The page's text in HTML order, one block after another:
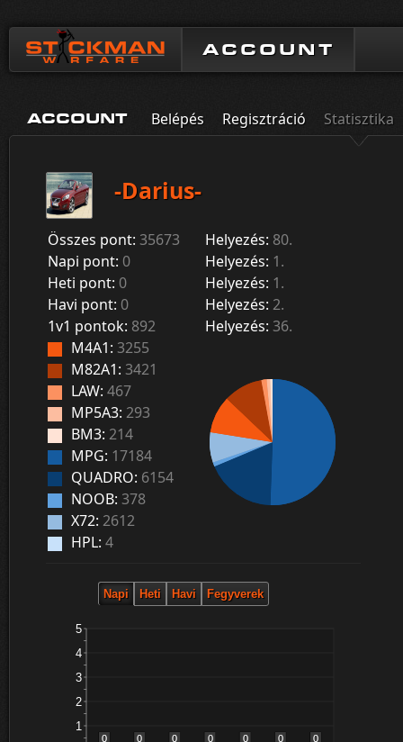
ACCOUNT
ACCOUNT Belépés Regisztráció Statisztika
-Darius-
Összes pont: 35673 Helyezés: 80.
Napi pont: 0 Helyezés: 1.
Heti pont: 0 Helyezés: 1.
Havi pont: 0 Helyezés: 2.
1v1 pontok: 892 Helyezés: 36.
M4A1: 3255
M82A1: 3421
LAW: 467
MP5A3: 293
BM3: 214
MPG: 17184
QUADRO: 6154
NOOB: 378
X72: 2612
HPL: 4